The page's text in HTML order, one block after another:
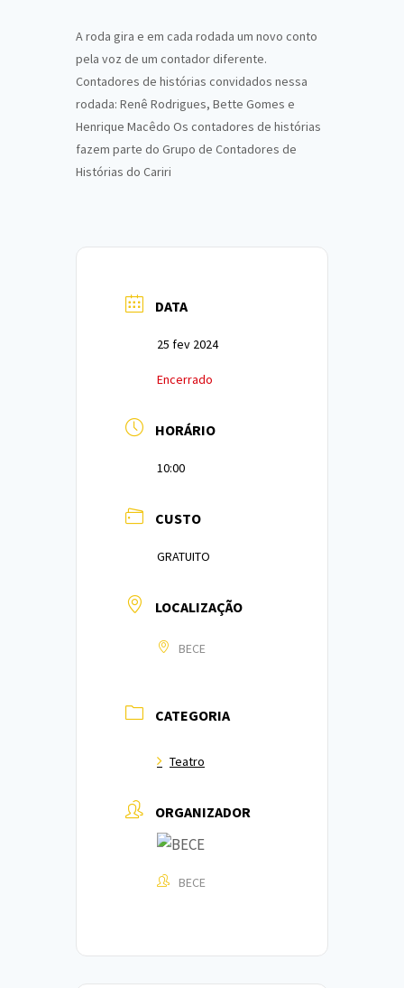
A roda gira e em cada rodada um novo conto
pela voz de um contador diferente.
Contadores de histórias convidados nessa
rodada: Renê Rodrigues, Bette Gomes e
Henrique Macêdo Os contadores de histórias
fazem parte do Grupo de Contadores de
Histórias do Cariri
DATA
25 fev 2024
Encerrado
HORÁRIO
10:00
CUSTO
GRATUITO
LOCALIZAÇÃO
BECE
CATEGORIA
Teatro
ORGANIZADOR
BECE